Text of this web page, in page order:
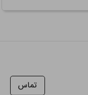
تماس